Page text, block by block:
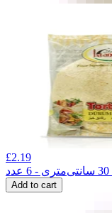
£2.19
Add to cart